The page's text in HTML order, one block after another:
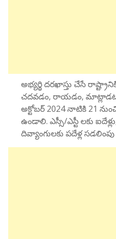
అభ్యర్థి దరఖాస్తు చేసే
చదవడం, రాయడం,
అక్టోబర్ 2024 నాటికి 21
ఉండాలి. ఎస్సీ/ఎస్టీ లకు
దివ్యాంగులకు పదేళ్ల